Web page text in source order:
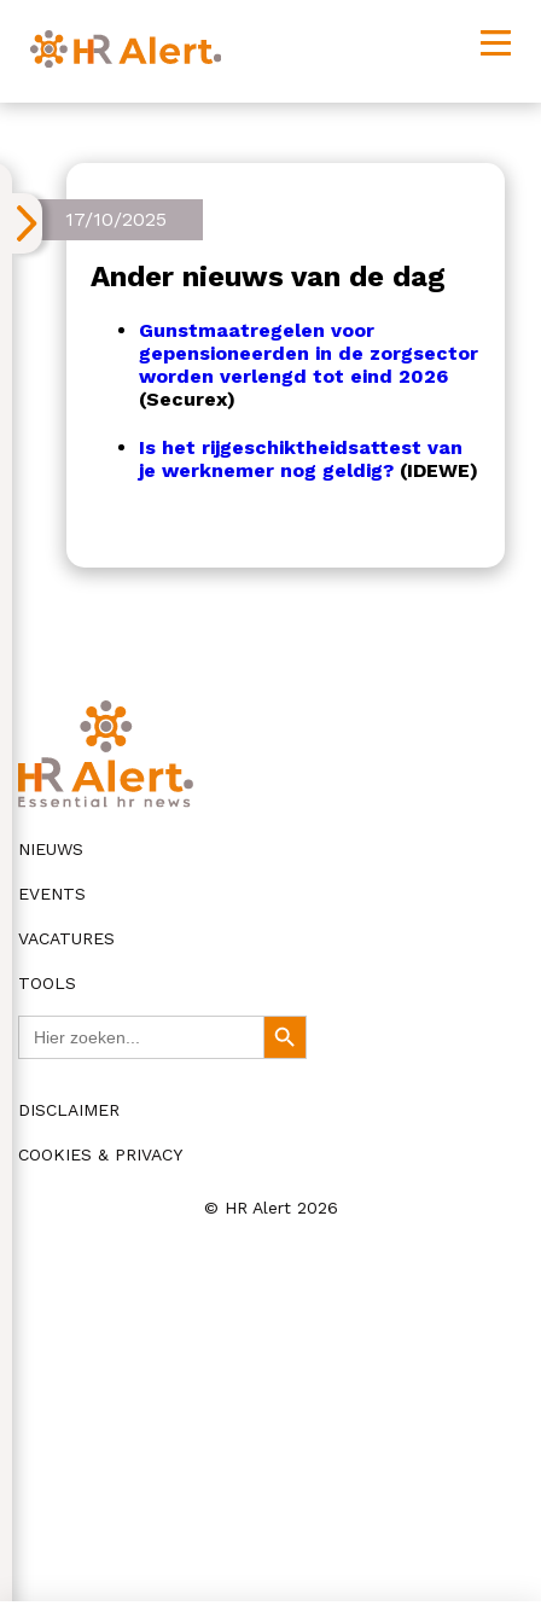
17/10/2025
Ander nieuws van de dag
Gunstmaatregelen voor
gepensioneerden in de zorgsector
worden verlengd tot eind 2026
(Securex)
Is het rijgeschiktheidsattest van
je werknemer nog geldig? (IDEWE)
NIEUWS
EVENTS
VACATURES
TOOLS
Zoekknop
DISCLAIMER
COOKIES & PRIVACY
© HR Alert 2026